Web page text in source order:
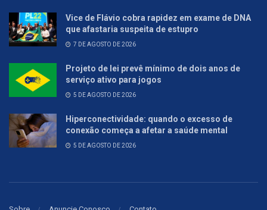
Vice de Flávio cobra rapidez em exame de DNA
que afastaria suspeita de estupro
7 DE AGOSTO DE 2026
Projeto de lei prevê mínimo de dois anos de
serviço ativo para jogos
5 DE AGOSTO DE 2026
Hiperconectividade: quando o excesso de
conexão começa a afetar a saúde mental
5 DE AGOSTO DE 2026